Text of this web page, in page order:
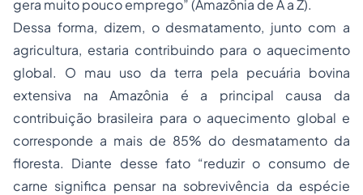
gera muito pouco emprego” (Amazônia de A a Z).
Dessa forma, dizem, o desmatamento, junto com a
agricultura, estaria contribuindo para o aquecimento
global. O mau uso da terra pela pecuária bovina
extensiva na Amazônia é a principal causa da
contribuição brasileira para o aquecimento global e
corresponde a mais de 85% do desmatamento da
floresta. Diante desse fato “reduzir o consumo de
carne significa pensar na sobrevivência da espécie